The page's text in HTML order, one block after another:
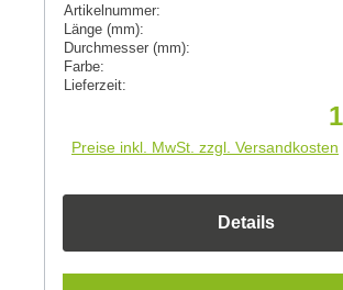
Artikelnummer:
Länge (mm):
Durchmesser (mm):
Farbe:
Lieferzeit:
Preise inkl. MwSt. zzgl. Versandkosten
Details